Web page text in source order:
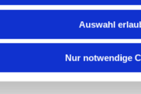
Auswahl
Nur notwendige